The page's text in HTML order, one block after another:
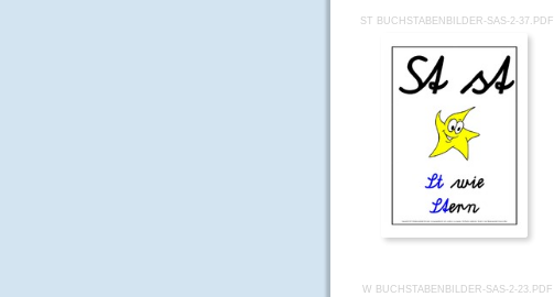
ST BUCHSTABENBILDER-SAS-2-37.PDF
W BUCHSTABENBILDER-SAS-2-23.PDF